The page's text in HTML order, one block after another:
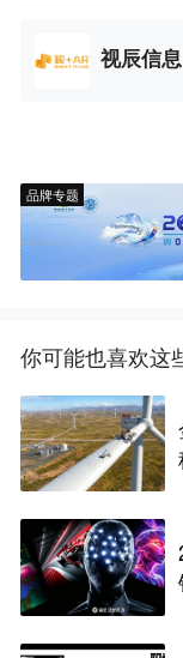
视辰信息
品牌专题
你可能也喜欢这